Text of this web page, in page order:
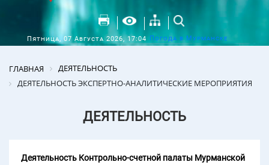
Пятница, 07 Августа 2026, 17:04 Погода в Мурманске
ГЛАВНАЯ
ДЕЯТЕЛЬНОСТЬ
ДЕЯТЕЛЬНОСТЬ ЭКСПЕРТНО-АНАЛИТИЧЕСКИЕ МЕРОПРИЯТИЯ
ДЕЯТЕЛЬНОСТЬ
Деятельность Контрольно-счетной палаты Мурманской